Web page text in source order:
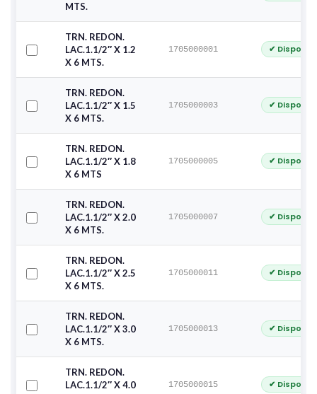
MTS.
TRN. REDON.
LAC.1.1/2″ X 1.2
X 6 MTS.
1705000001 ✔
TRN. REDON.
LAC.1.1/2″ X 1.5
X 6 MTS.
1705000003 ✔
TRN. REDON.
LAC.1.1/2″ X 1.8
X 6 MTS
1705000005 ✔
TRN. REDON.
LAC.1.1/2″ X 2.0
X 6 MTS.
1705000007 ✔
TRN. REDON.
LAC.1.1/2″ X 2.5
X 6 MTS.
1705000011 ✔
TRN. REDON.
LAC.1.1/2″ X 3.0
X 6 MTS.
1705000013 ✔
TRN. REDON.
LAC.1.1/2″ X 4.0
1705000015 ✔